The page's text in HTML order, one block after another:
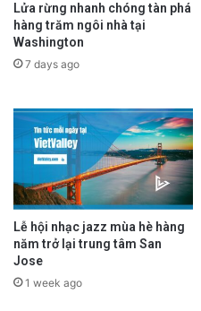
Lửa rừng nhanh chóng tàn phá
hàng trăm ngôi nhà tại
Washington
7 days ago
Lễ hội nhạc jazz mùa hè hàng
năm trở lại trung tâm San
Jose
1 week ago